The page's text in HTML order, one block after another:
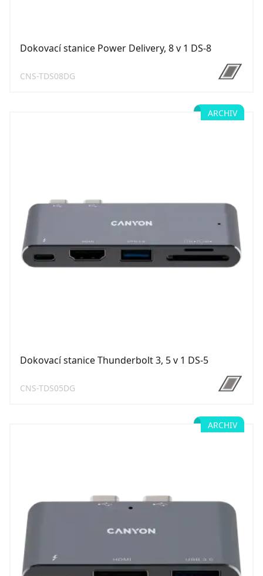
Dokovací stanice Power Delivery, 8 v 1 DS-8
CNS-TDS08DG
ARCHIV
Dokovací stanice Thunderbolt 3, 5 v 1 DS-5
CNS-TDS05DG
ARCHIV